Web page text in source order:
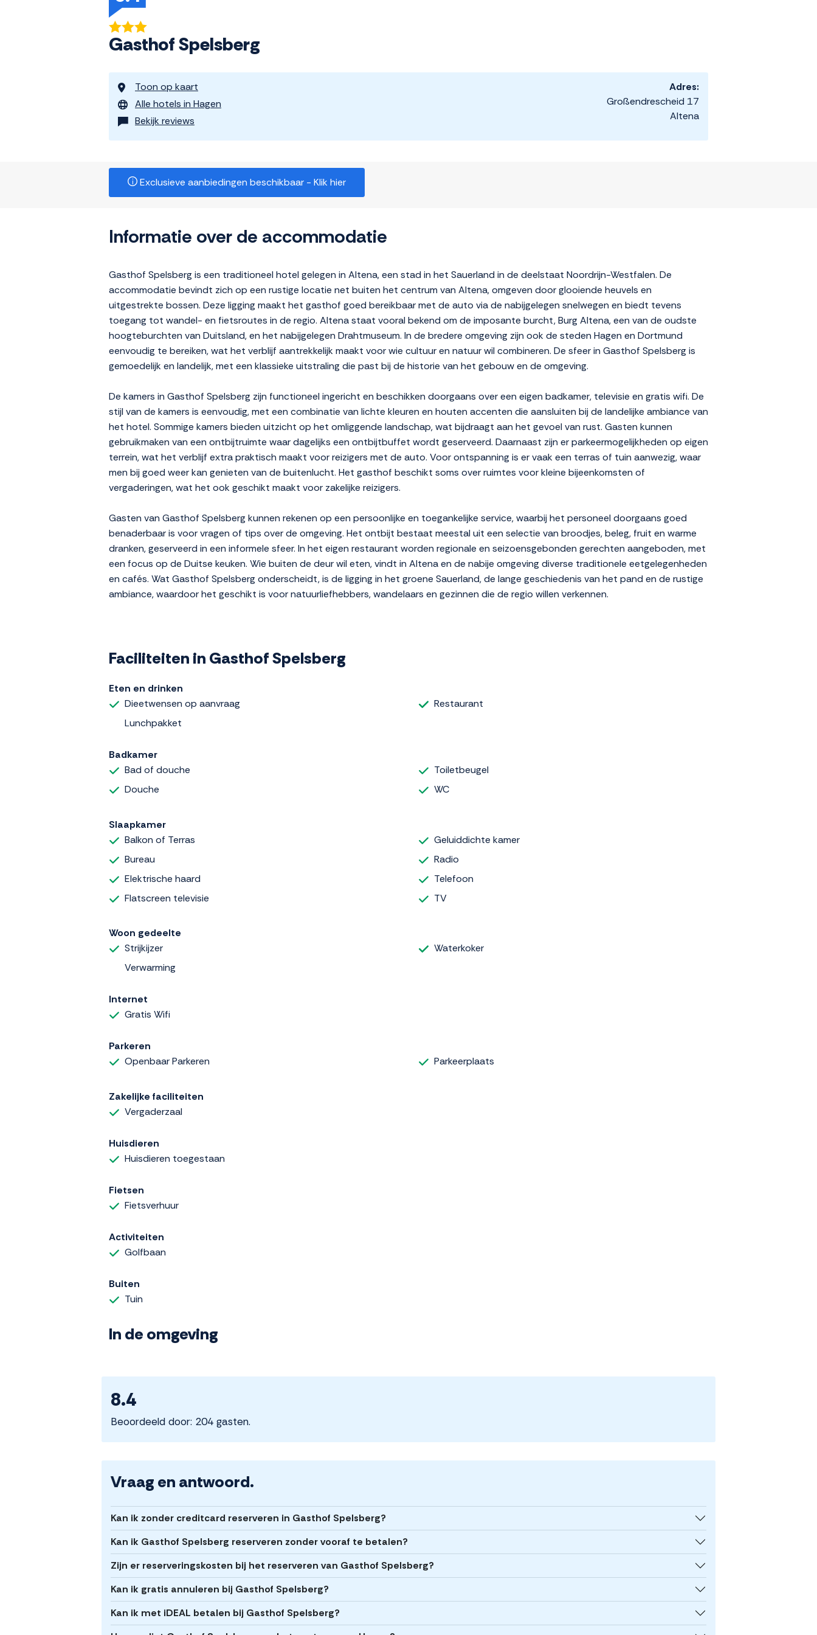
Gasthof Spelsberg
Toon op kaart
Alle hotels in Hagen
Bekijk reviews
Adres:
Großendrescheid 17
Altena
Exclusieve aanbiedingen beschikbaar - Klik hier
Informatie over de accommodatie
Gasthof Spelsberg is een traditioneel hotel gelegen in Altena, een stad in het Sauerland in de deelstaat Noordrijn-Westfalen. De
accommodatie bevindt zich op een rustige locatie net buiten het centrum van Altena, omgeven door glooiende heuvels en
uitgestrekte bossen. Deze ligging maakt het gasthof goed bereikbaar met de auto via de nabijgelegen snelwegen en biedt tevens
toegang tot wandel- en fietsroutes in de regio. Altena staat vooral bekend om de imposante burcht, Burg Altena, een van de oudste
hoogteburchten van Duitsland, en het nabijgelegen Drahtmuseum. In de bredere omgeving zijn ook de steden Hagen en Dortmund
eenvoudig te bereiken, wat het verblijf aantrekkelijk maakt voor wie cultuur en natuur wil combineren. De sfeer in Gasthof Spelsberg is
gemoedelijk en landelijk, met een klassieke uitstraling die past bij de historie van het gebouw en de omgeving.
De kamers in Gasthof Spelsberg zijn functioneel ingericht en beschikken doorgaans over een eigen badkamer, televisie en gratis wifi. De
stijl van de kamers is eenvoudig, met een combinatie van lichte kleuren en houten accenten die aansluiten bij de landelijke ambiance van
het hotel. Sommige kamers bieden uitzicht op het omliggende landschap, wat bijdraagt aan het gevoel van rust. Gasten kunnen
gebruikmaken van een ontbijtruimte waar dagelijks een ontbijtbuffet wordt geserveerd. Daarnaast zijn er parkeermogelijkheden op eigen
terrein, wat het verblijf extra praktisch maakt voor reizigers met de auto. Voor ontspanning is er vaak een terras of tuin aanwezig, waar
men bij goed weer kan genieten van de buitenlucht. Het gasthof beschikt soms over ruimtes voor kleine bijeenkomsten of
vergaderingen, wat het ook geschikt maakt voor zakelijke reizigers.
Gasten van Gasthof Spelsberg kunnen rekenen op een persoonlijke en toegankelijke service, waarbij het personeel doorgaans goed
benaderbaar is voor vragen of tips over de omgeving. Het ontbijt bestaat meestal uit een selectie van broodjes, beleg, fruit en warme
dranken, geserveerd in een informele sfeer. In het eigen restaurant worden regionale en seizoensgebonden gerechten aangeboden, met
een focus op de Duitse keuken. Wie buiten de deur wil eten, vindt in Altena en de nabije omgeving diverse traditionele eetgelegenheden
en cafés. Wat Gasthof Spelsberg onderscheidt, is de ligging in het groene Sauerland, de lange geschiedenis van het pand en de rustige
ambiance, waardoor het geschikt is voor natuurliefhebbers, wandelaars en gezinnen die de regio willen verkennen.
Faciliteiten in Gasthof Spelsberg
Eten en drinken
Dieetwensen op aanvraag
Lunchpakket
Restaurant
Badkamer
Bad of douche
Douche
Toiletbeugel
WC
Slaapkamer
Balkon of Terras
Bureau
Elektrische haard
Flatscreen televisie
Geluiddichte kamer
Radio
Telefoon
TV
Woon gedeelte
Strijkijzer
Verwarming
Waterkoker
Internet
Gratis Wifi
Parkeren
Openbaar Parkeren
Parkeerplaats
Zakelijke faciliteiten
Vergaderzaal
Huisdieren
Huisdieren toegestaan
Fietsen
Fietsverhuur
Activiteiten
Golfbaan
Buiten
Tuin
In de omgeving
8.4
Beoordeeld door: 204 gasten.
Vraag en antwoord.
Kan ik zonder creditcard reserveren in Gasthof Spelsberg?
Kan ik Gasthof Spelsberg reserveren zonder vooraf te betalen?
Zijn er reserveringskosten bij het reserveren van Gasthof Spelsberg?
Kan ik gratis annuleren bij Gasthof Spelsberg?
Kan ik met iDEAL betalen bij Gasthof Spelsberg?